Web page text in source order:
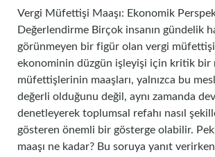
Vergi Müfettişi Maaşı: Ekonomik
Değerlendirme Birçok insanın gündelik
görünmeyen bir figür olan vergi
ekonominin düzgün işleyişi için kritik bir
müfettişlerinin maaşları, yalnızca bu
değerli olduğunu değil, aynı zamanda
denetleyerek toplumsal refahı nasıl
gösteren önemli bir gösterge olabilir.
maaşı ne kadar? Bu soruya yanıt